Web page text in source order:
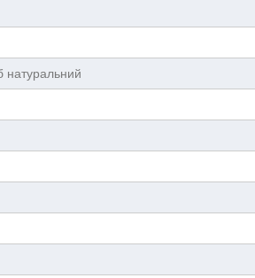
натуральний